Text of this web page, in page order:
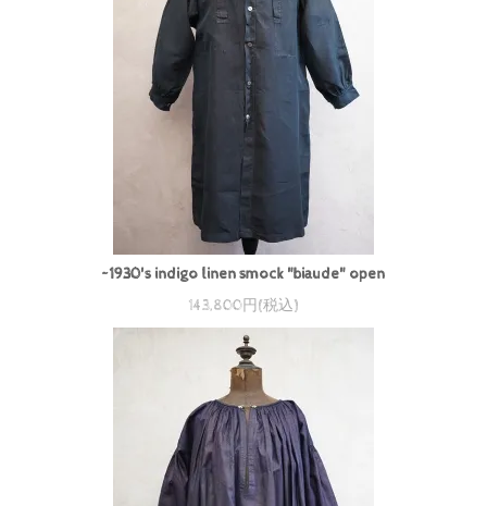
~1930's indigo linen smock "biaude" open
143,800円(税込)